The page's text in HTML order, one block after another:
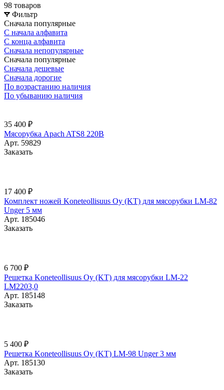
98 товаров
Фильтр
Сначала популярные
С начала алфавита
С конца алфавита
Сначала непопулярные
Сначала популярные
Сначала дешевые
Сначала дорогие
По возрастанию наличия
По убыванию наличия
35 400 ₽
Мясорубка Apach ATS8 220В
Арт. 59829
Заказать
17 400 ₽
Комплект ножей Koneteollisuus Oy (KT) для мясорубки LM-82
Unger 5 мм
Арт. 185046
Заказать
6 700 ₽
Решетка Koneteollisuus Oy (KT) для мясорубки LM-22
LM2203,0
Арт. 185148
Заказать
5 400 ₽
Решетка Koneteollisuus Oy (KT) LM-98 Unger 3 мм
Арт. 185130
Заказать